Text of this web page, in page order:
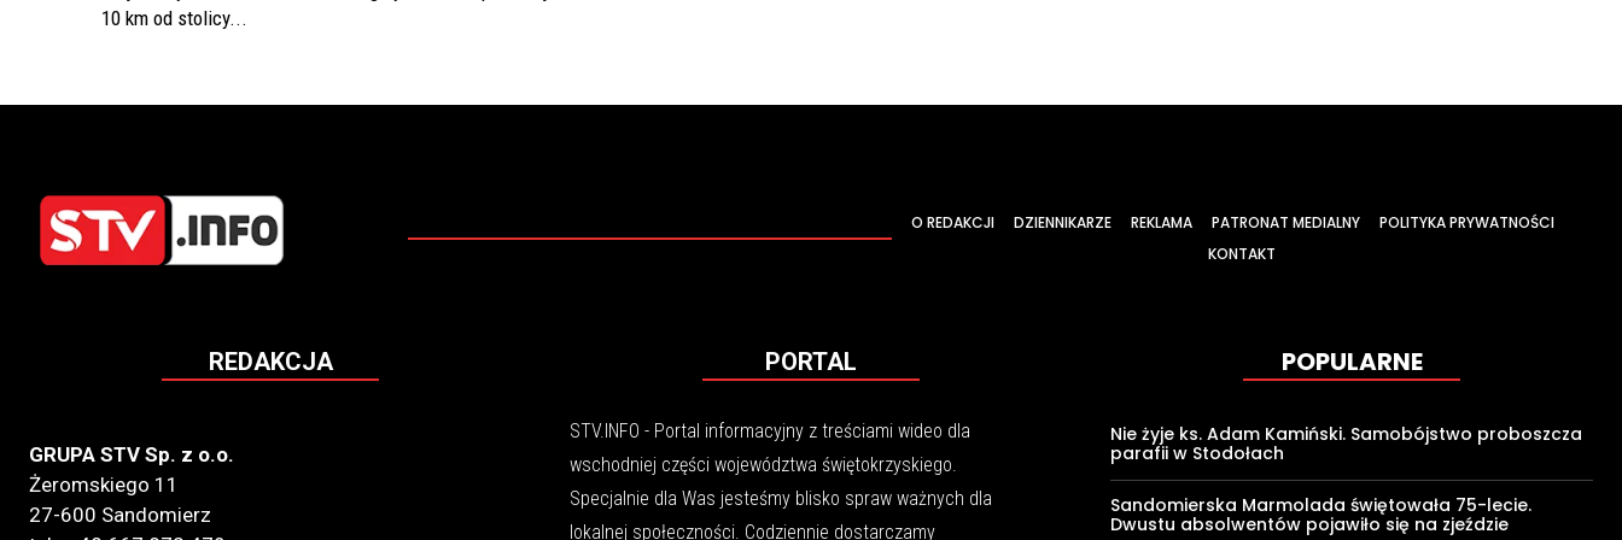
10 km od stolicy...
O REDAKCJI DZIENNIKARZE REKLAMA PATRONAT MEDIALNY
POLITYKA PRYWATNOŚCI
KONTAKT
REDAKCJA
GRUPA STV Sp. z o.o.
Żeromskiego 11
27-600 Sandomierz
PORTAL
STV.INFO - Portal informacyjny z treściami wideo dla
wschodniej części województwa świętokrzyskiego.
Specjalnie dla Was jesteśmy blisko spraw ważnych dla
lokalnej społeczności. Codziennie dostarczamy
POPULARNE
Nie żyje ks. Adam Kamiński. Samobójstwo proboszcza
parafii w Stodołach
Sandomierska Marmolada świętowała 75-lecie.
Dwustu absolwentów pojawiło się na zjeździe